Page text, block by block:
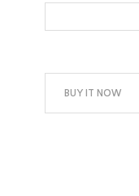
BUY IT NOW